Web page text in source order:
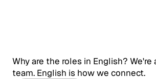
Why are the roles in English? We're
team. English is how we connect.